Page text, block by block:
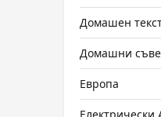
Домашен
Домашни
Европа